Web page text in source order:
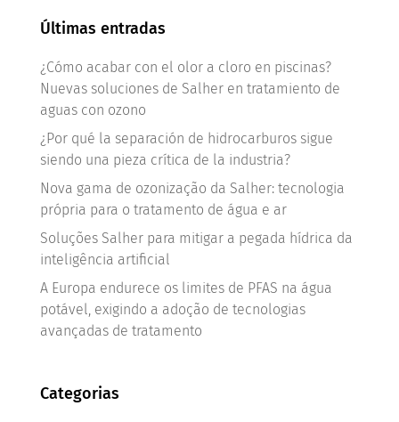
Últimas entradas
¿Cómo acabar con el olor a cloro en piscinas?
Nuevas soluciones de Salher en tratamiento de
aguas con ozono
¿Por qué la separación de hidrocarburos sigue
siendo una pieza crítica de la industria?
Nova gama de ozonização da Salher: tecnologia
própria para o tratamento de água e ar
Soluções Salher para mitigar a pegada hídrica da
inteligência artificial
A Europa endurece os limites de PFAS na água
potável, exigindo a adoção de tecnologias
avançadas de tratamento
Categorias